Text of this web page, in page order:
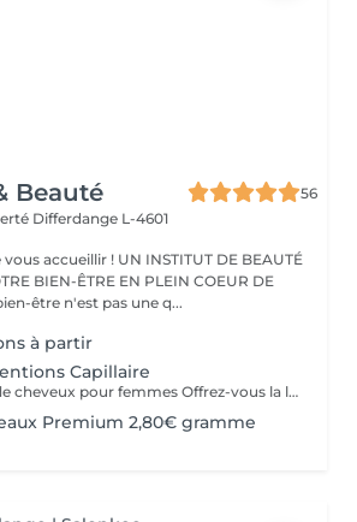
Beauté
56
Differdange L-4601
UN INSTITUT DE BEAUTÉ
BIEN-ÊTRE EN PLEIN COEUR DE
Le bien-être n'est pas une q...
à partir
Capillaire
Pose d'extensions de cheveux pour femmes Offrez-vous la longueur et la densité dont vous avez toujours rêvé grâce à notre expertise en extensions capillaires. Notre protocole complet comprend : La consultation experte : Analyse de vos cheveux et choix de la méthode la plus adaptée. Le diagnostic couleur : Sélection de la nuance parfaite pour une transition invisible. La pose sur-mesure : Fixation précise des mèches en respectant la santé de votre cuir chevelu. La coupe de finition et le coiffage : Dégradé pour fondre les extensions et brushing ou waves pour un mouvement naturel.
Premium 2,80€ gramme